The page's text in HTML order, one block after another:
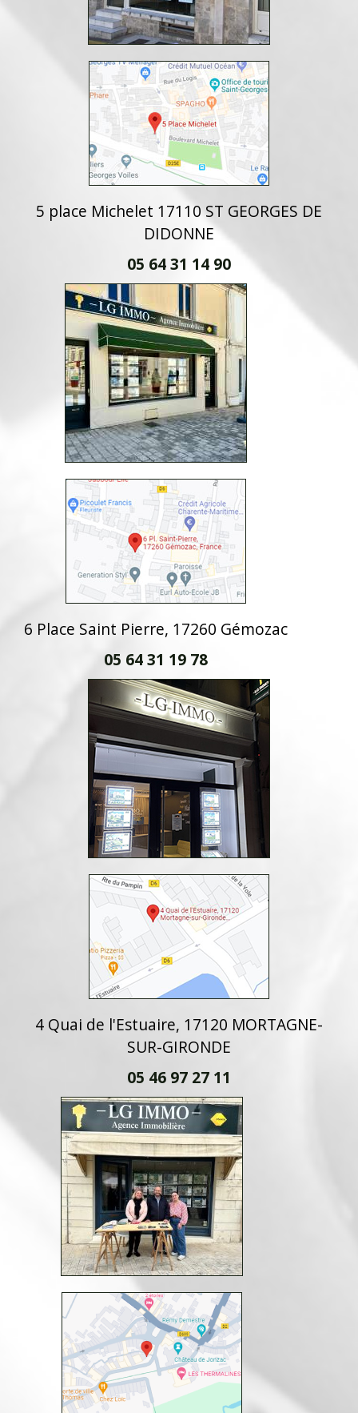
5 place Michelet 17110 ST GEORGES DE
DIDONNE
05 64 31 14 90
6 Place Saint Pierre, 17260 Gémozac
05 64 31 19 78
4 Quai de l'Estuaire, 17120 MORTAGNE-
SUR-GIRONDE
05 46 97 27 11